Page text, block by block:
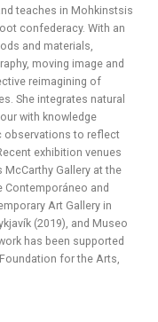
teaches in Mohkinstsis
confederacy. With an
and materials,
moving image and
reimagining of
She integrates natural
with knowledge
observations to reflect
exhibition venues
McCarthy Gallery at the
Contemporáneo and
Art Gallery in
(2019), and Museo
has been supported
for the Arts,